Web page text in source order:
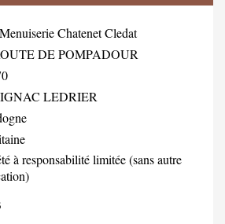
Chatenet Cledat
DE POMPADOUR
LEDRIER
à responsabilité limitée (sans autre